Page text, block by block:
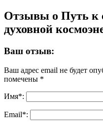
Отзывы о Путь к
духовной
Ваш отзыв:
Ваш адрес email не будет
помечены *
Имя*:
Email*: